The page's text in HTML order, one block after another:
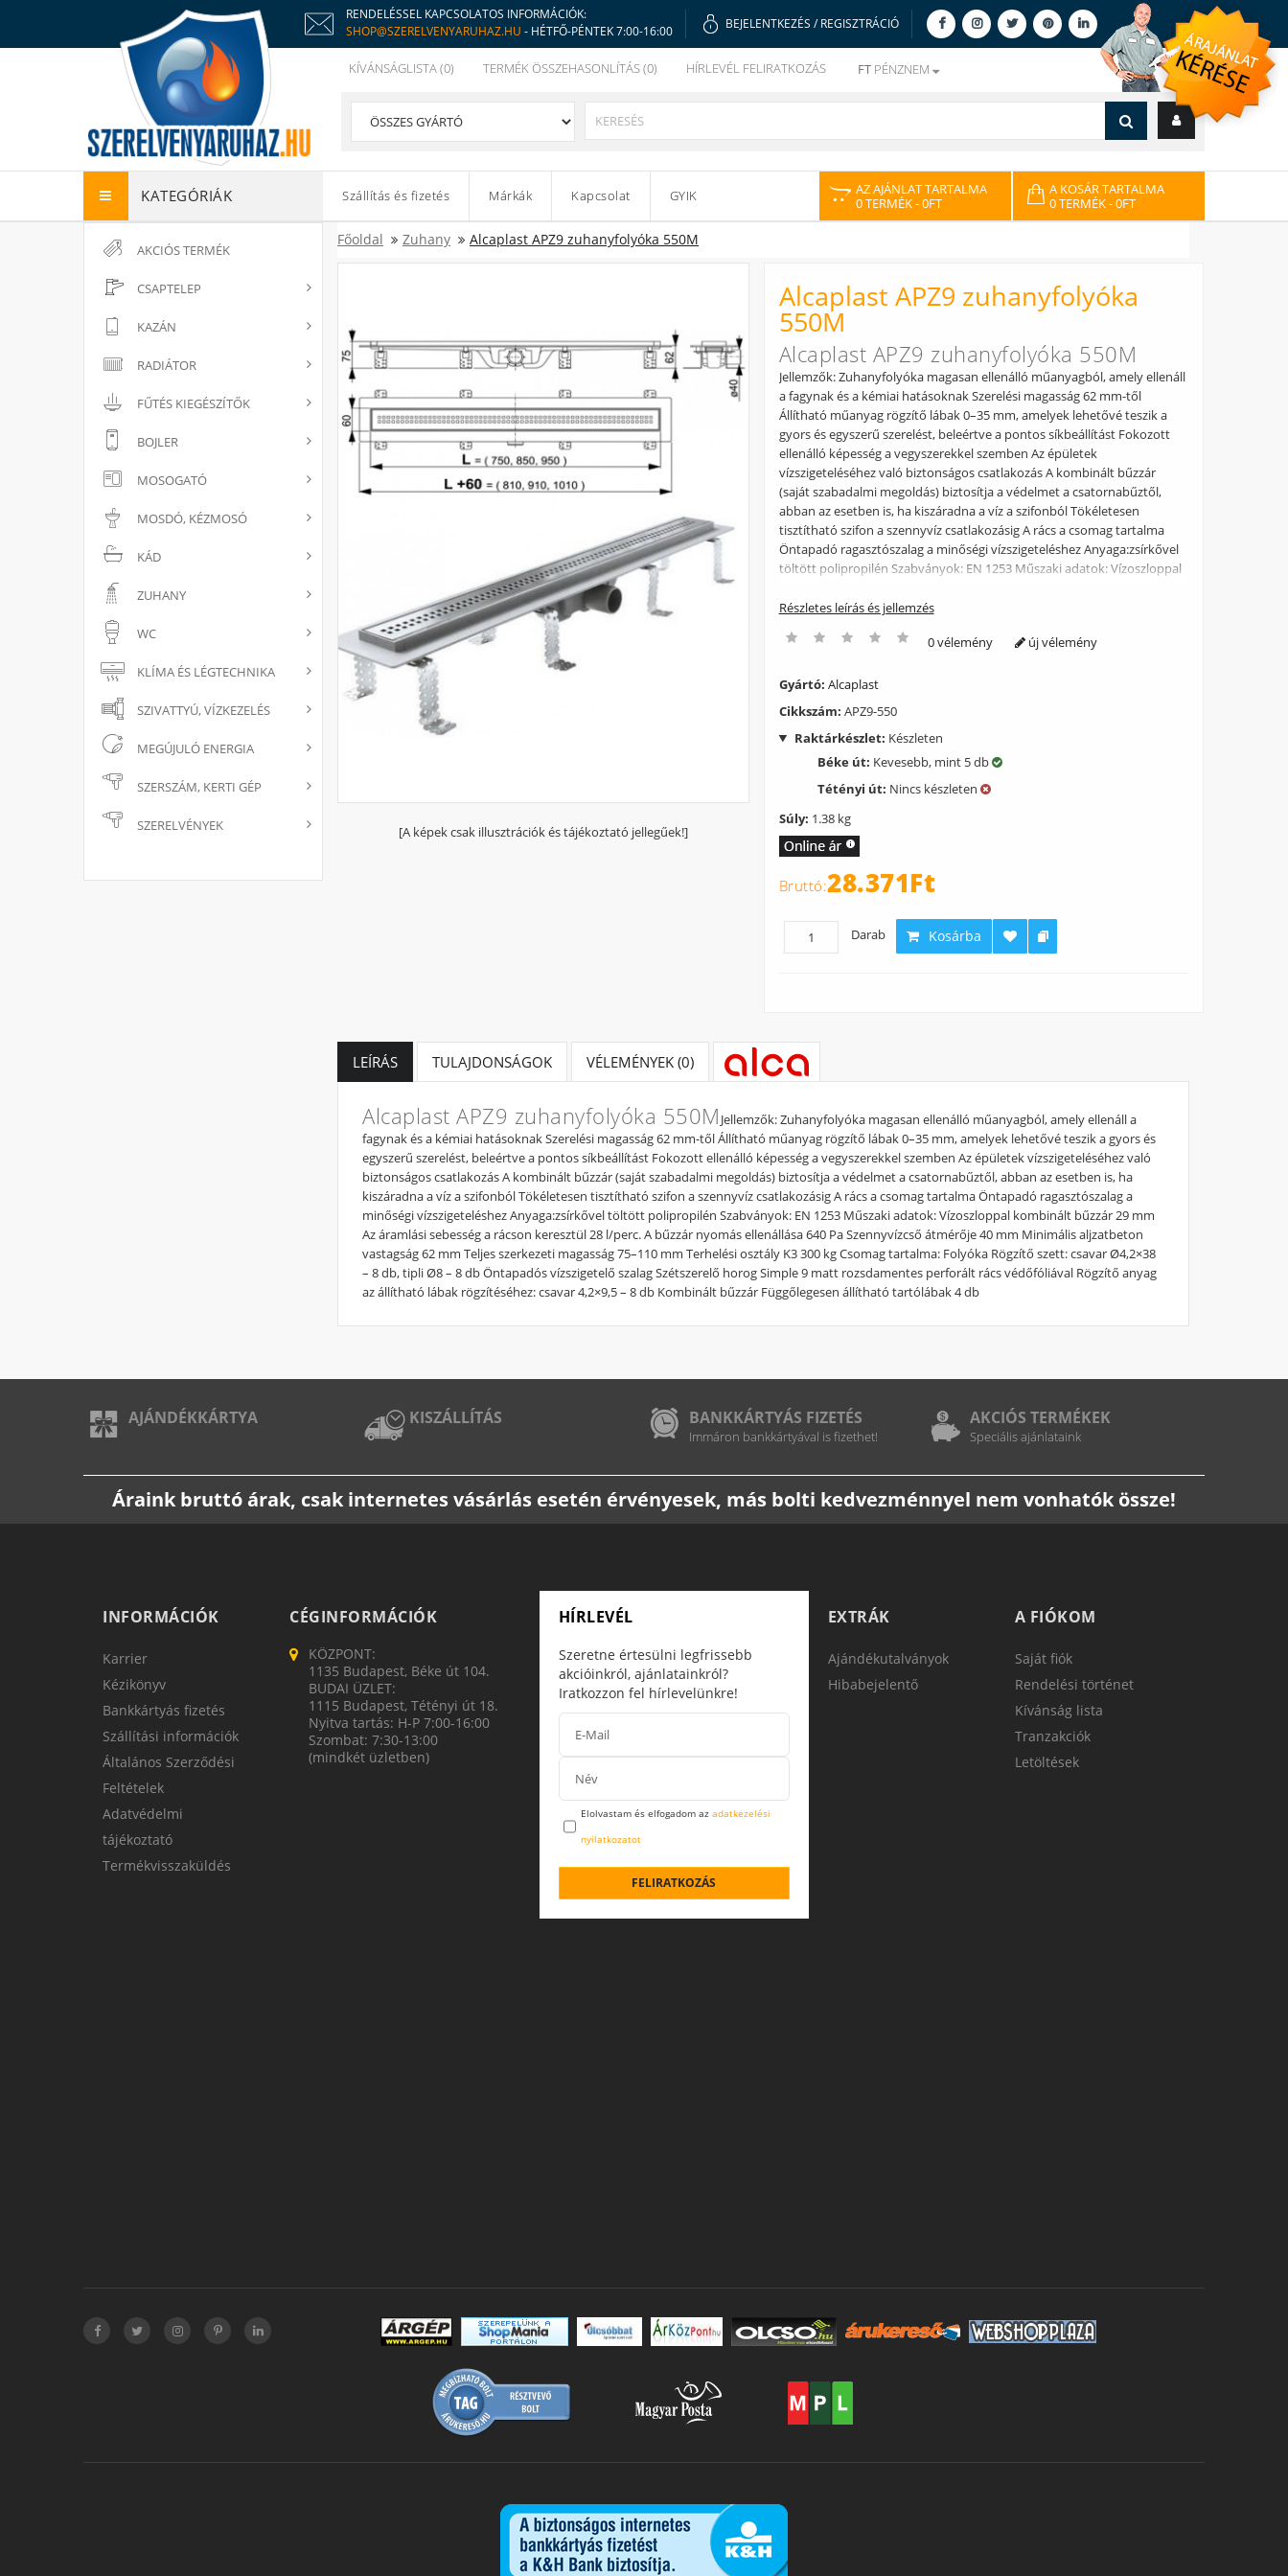
RENDELÉSSEL KAPCSOLATOS INFORMÁCIÓK:
SHOP@SZERELVENYARUHAZ.HU - HÉTFŐ-PÉNTEK 7:00-16:00
BEJELENTKEZÉS / REGISZTRÁCIÓ
KÍVÁNSÁGLISTA (0) TERMÉK ÖSSZEHASONLÍTÁS (0) HÍRLEVÉL FELIRATKOZÁS FT PÉNZNEM
KATEGÓRIÁK Szállítás és fizetés Márkák Kapcsolat GYIK
AZ AJÁNLAT TARTALMA
0 TERMÉK- 0FT
A KOSÁR TARTALMA
0 TERMÉK- 0FT
AKCIÓS TERMÉK
CSAPTELEP
KAZÁN
RADIÁTOR
FŰTÉS KIEGÉSZÍTŐK
BOJLER
MOSOGATÓ
MOSDÓ, KÉZMOSÓ
KÁD
ZUHANY
WC
KLÍMA ÉS LÉGTECHNIKA
SZIVATTYÚ, VÍZKEZELÉS
MEGÚJULÓ ENERGIA
SZERSZÁM, KERTI GÉP
SZERELVÉNYEK
Főoldal Zuhany Alcaplast APZ9 zuhanyfolyóka 550M
[A képek csak illusztrációk és tájékoztató jellegűek!]
Alcaplast APZ9 zuhanyfolyóka
550M
Alcaplast APZ9 zuhanyfolyóka 550M
Jellemzők: Zuhanyfolyóka magasan ellenálló műanyagból, amely ellenáll
a fagynak és a kémiai hatásoknak Szerelési magasság 62 mm-től
Állítható műanyag rögzítő lábak 0–35 mm, amelyek lehetővé teszik a
gyors és egyszerű szerelést, beleértve a pontos síkbeállítást Fokozott
ellenálló képesség a vegyszerekkel szemben Az épületek
vízszigeteléséhez való biztonságos csatlakozás A kombinált bűzzár
(saját szabadalmi megoldás) biztosítja a védelmet a csatornabűztől,
abban az esetben is, ha kiszáradna a víz a szifonból Tökéletesen
tisztítható szifon a szennyvíz csatlakozásig A rács a csomag tartalma
Öntapadó ragasztószalag a minőségi vízszigeteléshez Anyaga:zsírkővel
töltött polipropilén Szabványok: EN 1253 Műszaki adatok: Vízoszloppal
l/perc. A bűzzár nyomás ellenállása 640 Pa Szennyvízcső átmérője 40
75–110 mm Terhelési osztály K3 300 kg Csomag tartalma: Folyóka
vízszigetelő szalag Szétszerelő horog Simple 9 matt rozsdamentes
perforált rács védőfóliával Rögzítő anyag az állítható lábak rögzítéséhez:
csavar 4,2×9,5 – 8 db Kombinált bűzzár Függőlegesen állítható
tartólábak 4 db
Részletes leírás és jellemzés
0 vélemény új vélemény
Gyártó: Alcaplast
Cikkszám: APZ9-550
Raktárkészlet: Készleten
Béke út: Kevesebb, mint 5 db
Tétényi út: Nincs készleten
Súly: 1.38 kg
28.371Ft
Darab Kosárba
LEÍRÁS TULAJDONSÁGOK VÉLEMÉNYEK (0)
Alcaplast APZ9 zuhanyfolyóka 550M Jellemzők: Zuhanyfolyóka magasan ellenálló műanyagból, amely ellenáll a
fagynak és a kémiai hatásoknak Szerelési magasság 62 mm-től Állítható műanyag rögzítő lábak 0–35 mm, amelyek lehetővé teszik a gyors és
egyszerű szerelést, beleértve a pontos síkbeállítást Fokozott ellenálló képesség a vegyszerekkel szemben Az épületek vízszigeteléséhez való
biztonságos csatlakozás A kombinált bűzzár (saját szabadalmi megoldás) biztosítja a védelmet a csatornabűztől, abban az esetben is, ha
kiszáradna a víz a szifonból Tökéletesen tisztítható szifon a szennyvíz csatlakozásig A rács a csomag tartalma Öntapadó ragasztószalag a
minőségi vízszigeteléshez Anyaga:zsírkővel töltött polipropilén Szabványok: EN 1253 Műszaki adatok: Vízoszloppal kombinált bűzzár 29 mm
Az áramlási sebesség a rácson keresztül 28 l/perc. A bűzzár nyomás ellenállása 640 Pa Szennyvízcső átmérője 40 mm Minimális aljzatbeton
vastagság 62 mm Teljes szerkezeti magasság 75–110 mm Terhelési osztály K3 300 kg Csomag tartalma: Folyóka Rögzítő szett: csavar Ø4,2×38
– 8 db, tipli Ø8 – 8 db Öntapadós vízszigetelő szalag Szétszerelő horog Simple 9 matt rozsdamentes perforált rács védőfóliával Rögzítő anyag
az állítható lábak rögzítéséhez: csavar 4,2×9,5 – 8 db Kombinált bűzzár Függőlegesen állítható tartólábak 4 db
AJÁNDÉKKÁRTYA KISZÁLLÍTÁS BANKKÁRTYÁS FIZETÉS
Immáron bankkártyával is fizethet!
AKCIÓS TERMÉKEK
Speciális ajánlataink
Áraink bruttó árak, csak internetes vásárlás esetén érvényesek, más bolti kedvezménnyel nem vonhatók össze!
INFORMÁCIÓK
Karrier
Kézikönyv
Bankkártyás fizetés
Szállítási információk
Általános Szerződési
Feltételek
Adatvédelmi
tájékoztató
Termékvisszaküldés
CÉGINFORMÁCIÓK
KÖZPONT:
1135 Budapest, Béke út 104.
BUDAI ÜZLET:
1115 Budapest, Tétényi út 18.
Nyitva tartás: H-P 7:00-16:00
Szombat: 7:30-13:00
(mindkét üzletben)
HÍRLEVÉL
Szeretne értesülni legfrissebb
akcióinkról, ajánlatainkról?
Iratkozzon fel hírlevelünkre!
Elolvastam és elfogadom az adatkezelési
nyilatkozatot
FELIRATKOZÁS
EXTRÁK
Ajándékutalványok
Hibabejelentő
A FIÓKOM
Saját fiók
Rendelési történet
Kívánság lista
Tranzakciók
Letöltések